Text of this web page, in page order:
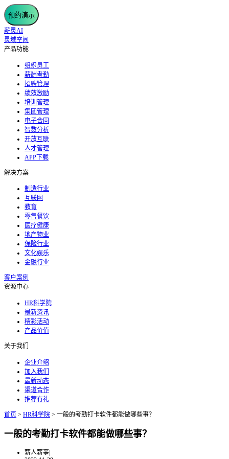
预约演示
薪灵AI
灵域空间
产品功能
组织员工
薪酬考勤
招聘管理
绩效激励
培训管理
集团管理
电子合同
智数分析
开放互联
人才管理
APP下载
解决方案
制造行业
互联网
教育
零售餐饮
医疗健康
地产物业
保险行业
文化娱乐
金融行业
客户案例
资源中心
HR科学院
最新资讯
精彩活动
产品价值
关于我们
企业介绍
加入我们
最新动态
渠道合作
推荐有礼
首页 > HR科学院 > 一般的考勤打卡软件都能做哪些事？
一般的考勤打卡软件都能做哪些事？
薪人薪事|